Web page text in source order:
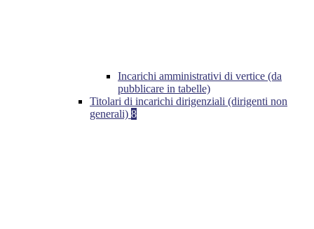
Incarichi amministrativi di vertice (da
pubblicare in tabelle)
Titolari di incarichi dirigenziali (dirigenti non
generali) 8